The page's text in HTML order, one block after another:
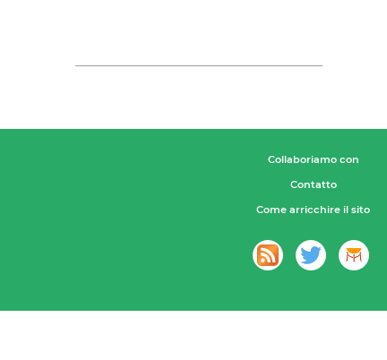
Collaboriamo con
Contatto
Come arricchire il sito